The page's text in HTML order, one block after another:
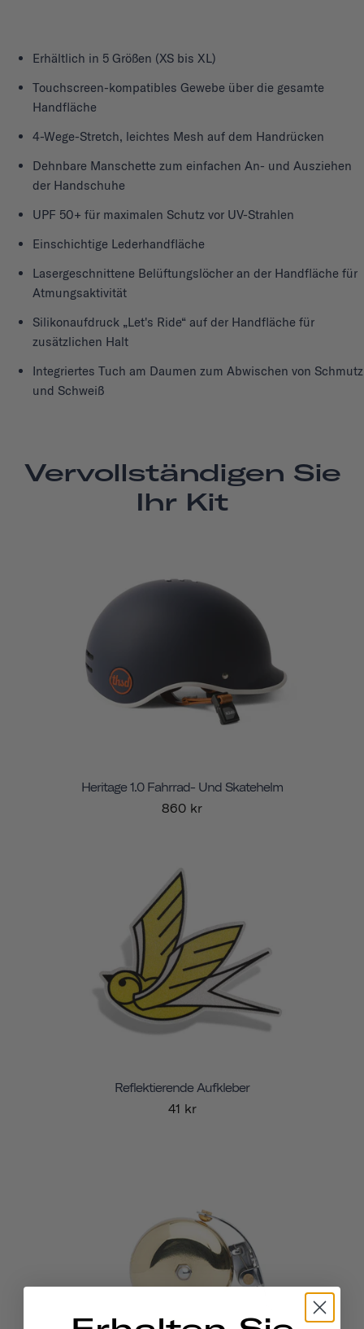
Erhältlich in 5 Größen (XS bis XL)
Touchscreen-kompatibles Gewebe über die gesamte
Handfläche
4-Wege-Stretch, leichtes Mesh auf dem Handrücken
Dehnbare Manschette zum einfachen An- und Ausziehen
der Handschuhe
UPF 50+ für maximalen Schutz vor UV-Strahlen
Einschichtige Lederhandfläche
Lasergeschnittene Belüftungslöcher an der Handfläche für
Atmungsaktivität
Silikonaufdruck „Let's Ride“ auf der Handfläche für
zusätzlichen Halt
Integriertes Tuch am Daumen zum Abwischen von Schmutz
und Schweiß
Vervollständigen Sie
Ihr Kit
Heritage 1.0 Fahrrad- Und Skatehelm
860 kr
Reflektierende Aufkleber
41 kr